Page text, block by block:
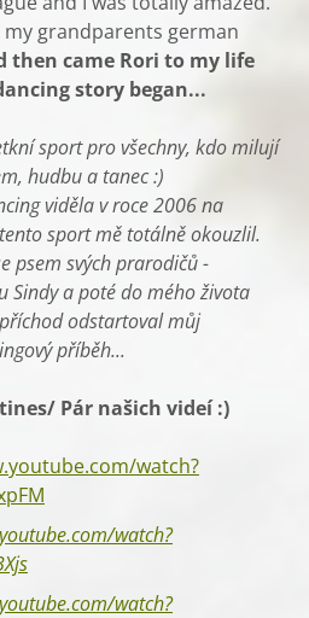
grandparents german
then came Rori to my life
story began...
sport pro všechny, kdo milují
hudbu a tanec :)
viděla v roce 2006 na
sport mě totálně okouzlil.
psem svých prarodičů -
Sindy a poté do mého života
odstartoval můj
příběh...
Pár našich videí :)
watch?
watch?
watch?